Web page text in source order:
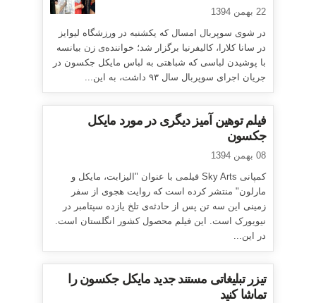
22 بهمن 1394
در شوی سوپربال امسال که یکشنبه در ورزشگاه لیوایز
در سانا کلارا، کالیفرنیا برگزار شد؛ خواننده‌ی زن بیانسه
با پوشیدن لباسی که شباهتی به لباس مایکل جکسون در
جریان اجرای سوپربال سال ۹۳ داشت، به این...
فیلم توهین آمیز دیگری در مورد مایکل
جکسون
08 بهمن 1394
کمپانی Sky Arts فیلمی با عنوان "الیزابت، مایکل و
مارلون" منتشر کرده است که روایت هجوی از سفر
زمینی این سه تن پس از حادثه‌ی تلخ یازده سپتامبر در
نیویورک است. این فیلم محصول کشور انگلستان است.
در این...
تیزر تبلیغاتی مستند جدید مایکل جکسون را
تماشا کنید